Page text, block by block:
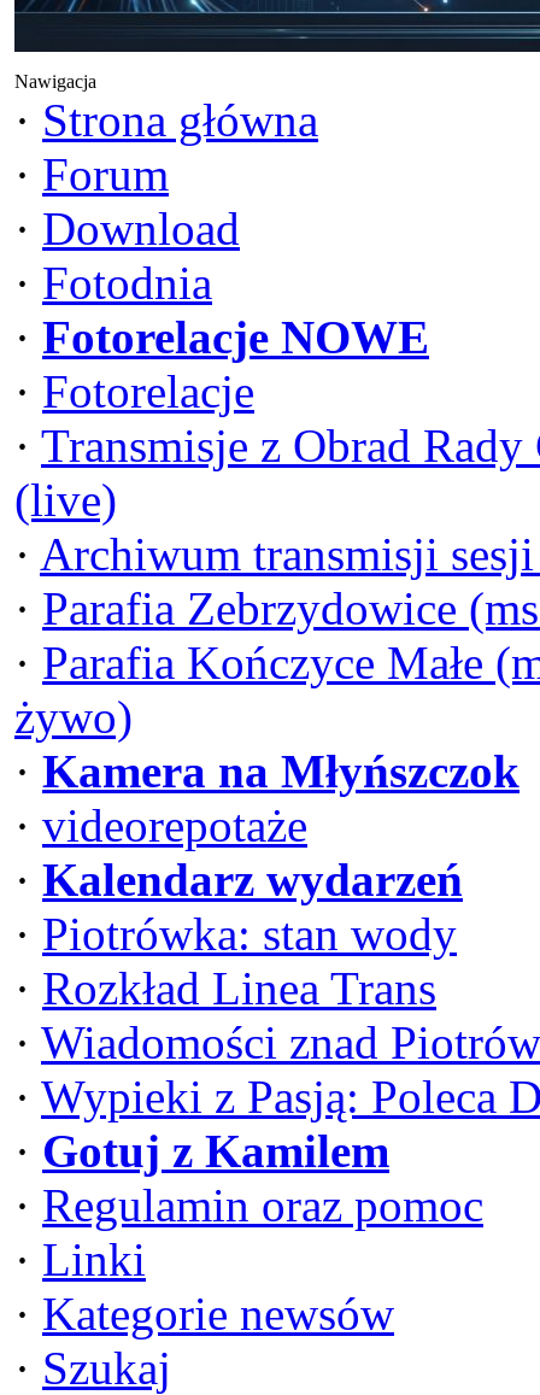
Nawigacja
· Strona główna
· Forum
· Download
· Fotodnia
· Fotorelacje NOWE
· Fotorelacje
· Transmisje z Obrad
(live)
· Archiwum transmisji
· Parafia Zebrzydowice
· Parafia Kończyce Małe
żywo)
· Kamera na Młyńszczok
· videorepotaże
· Kalendarz wydarzeń
· Piotrówka: stan wody
· Rozkład Linea Trans
· Wiadomości znad
· Wypieki z Pasją: Poleca
· Gotuj z Kamilem
· Regulamin oraz pomoc
· Linki
· Kategorie newsów
· Szukaj